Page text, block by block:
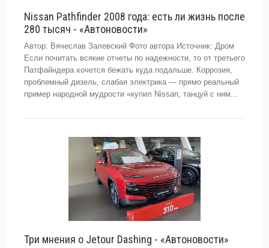
Nissan Pathfinder 2008 года: есть ли жизнь после
280 тысяч - «Автоновости»
Автор: Вячеслав Залевский Фото автора Источник: Дром
Если почитать всякие отчеты по надежности, то от третьего
Патфайндера хочется бежать куда подальше. Коррозия,
проблемный дизель, слабая электрика — прямо реальный
пример народной мудрости «купил Nissan, танцуй с ним...
Три мнения о Jetour Dashing - «Автоновости»